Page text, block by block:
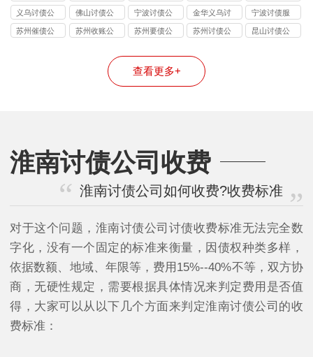
司
司
司
司
司
义乌讨债公
司
佛山讨债公
司
宁波讨债公
司
金华义乌讨
债公司
宁波讨债服
务
苏州催债公
苏州收账公
苏州要债公
苏州讨债公
昆山讨债公
查看更多+
淮南讨债公司收费
淮南讨债公司如何收费?收费标准
对于这个问题，淮南讨债公司讨债收费标准无法完全数
字化，没有一个固定的标准来衡量，因债权种类多样，
依据数额、地域、年限等，费用15%--40%不等，双方协
商，无硬性规定，需要根据具体情况来判定费用是否值
得，大家可以从以下几个方面来判定淮南讨债公司的收
费标准：